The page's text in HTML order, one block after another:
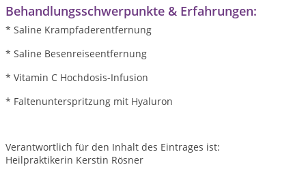
Behandlungsschwerpunkte & Erfahrungen:
* Saline Krampfaderentfernung
* Saline Besenreiseentfernung
* Vitamin C Hochdosis-Infusion
* Faltenunterspritzung mit Hyaluron
Verantwortlich für den Inhalt des Eintrages ist:
Heilpraktikerin Kerstin Rösner